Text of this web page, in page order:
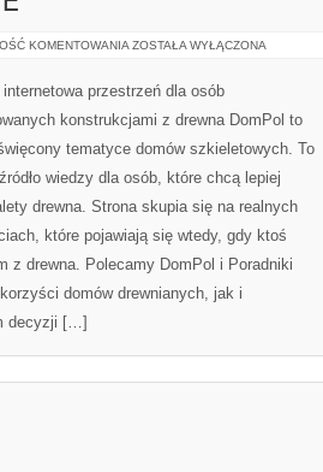
KOMENTOWANIA KOSZTY
ZOSTAŁA WYŁĄCZONA
internetowa przestrzeń dla osób
konstrukcjami z drewna DomPol to
tematyce domów szkieletowych. To
wiedzy dla osób, które chcą lepiej
drewna. Strona skupia się na realnych
które pojawiają się wtedy, gdy ktoś
z drewna. Polecamy DomPol i Poradniki
domów drewnianych, jak i
decyzji […]